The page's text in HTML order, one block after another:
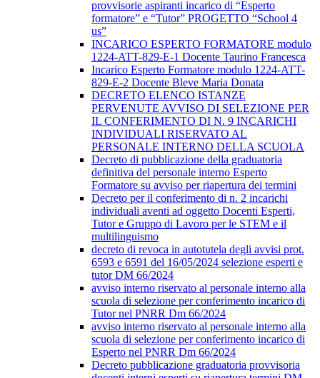
provvisorie aspiranti incarico di “Esperto
formatore” e “Tutor” PROGETTO “School 4
us”
INCARICO ESPERTO FORMATORE modulo
1224-ATT-829-E-1 Docente Taurino Francesca
Incarico Esperto Formatore modulo 1224-ATT-
829-E-2 Docente Bleve Maria Donata
DECRETO ELENCO ISTANZE
PERVENUTE AVVISO DI SELEZIONE PER
IL CONFERIMENTO DI N. 9 INCARICHI
INDIVIDUALI RISERVATO AL
PERSONALE INTERNO DELLA SCUOLA
Decreto di pubblicazione della graduatoria
definitiva del personale interno Esperto
Formatore su avviso per riapertura dei termini
Decreto per il conferimento di n. 2 incarichi
individuali aventi ad oggetto Docenti Esperti,
Tutor e Gruppo di Lavoro per le STEM e il
multilinguismo
decreto di revoca in autotutela degli avvisi prot.
6593 e 6591 del 16/05/2024 selezione esperti e
tutor DM 66/2024
avviso interno riservato al personale interno alla
scuola di selezione per conferimento incarico di
Tutor nel PNRR Dm 66/2024
avviso interno riservato al personale interno alla
scuola di selezione per conferimento incarico di
Esperto nel PNRR Dm 66/2024
Decreto pubblicazione graduatoria provvisoria